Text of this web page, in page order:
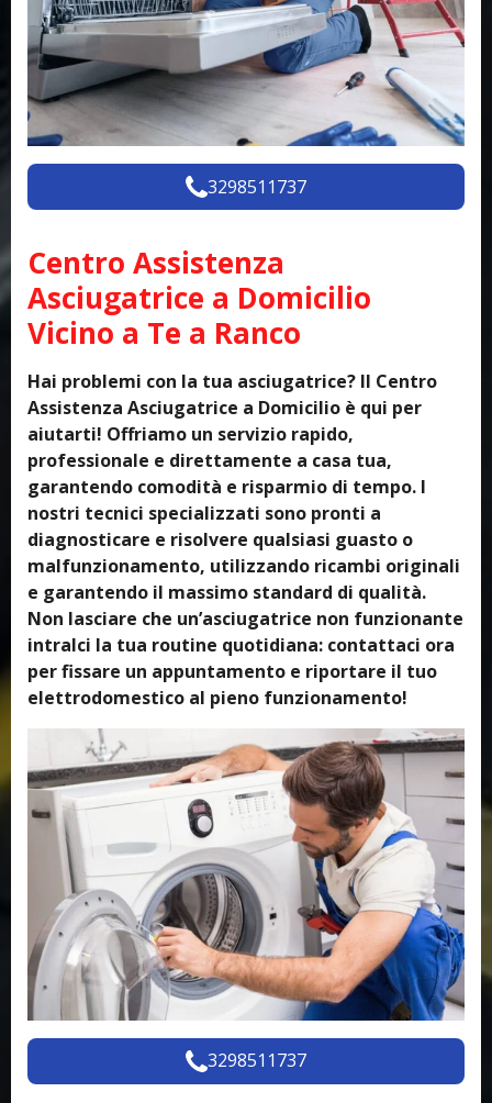
3298511737
Centro Assistenza
Asciugatrice a Domicilio
Vicino a Te a Ranco
Hai problemi con la tua asciugatrice? Il Centro
Assistenza Asciugatrice a Domicilio è qui per
aiutarti! Offriamo un servizio rapido,
professionale e direttamente a casa tua,
garantendo comodità e risparmio di tempo. I
nostri tecnici specializzati sono pronti a
diagnosticare e risolvere qualsiasi guasto o
malfunzionamento, utilizzando ricambi originali
e garantendo il massimo standard di qualità.
Non lasciare che un’asciugatrice non funzionante
intralci la tua routine quotidiana: contattaci ora
per fissare un appuntamento e riportare il tuo
elettrodomestico al pieno funzionamento!
3298511737